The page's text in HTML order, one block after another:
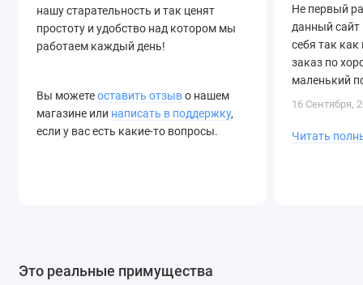
нашу старательность и так ценят
простоту и удобство над котором мы
работаем каждый день!
Вы можетеоставить отзыво нашем
магазине или написать в поддержку,
если у вас есть какие-то вопросы.
Не первый
данный
себя так
заказ по
маленький
единиц что
16 Сентября,
Читать
Это реальные примущества